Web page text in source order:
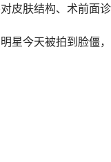
皮肤结构、术前面
星今天被拍到脸僵